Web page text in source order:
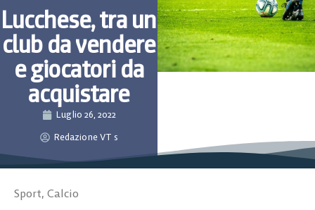
Lucchese, tra un
club da vendere
e giocatori da
acquistare
Luglio 26, 2022
Redazione VT s
Sport, Calcio